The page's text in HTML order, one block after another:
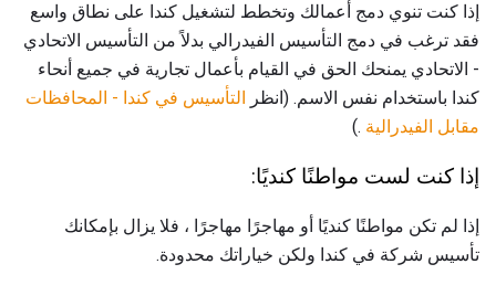
إذا كنت تنوي دمج أعمالك وتخطط لتشغيل كندا على نطاق واسع
فقد ترغب في دمج التأسيس الفيدرالي بدلاً من التأسيس الاتحادي
- الاتحادي يمنحك الحق في القيام بأعمال تجارية في جميع أنحاء
كندا باستخدام نفس الاسم. (انظر التأسيس في كندا - المحافظات
مقابل الفيدرالية .)
إذا كنت لست مواطنًا كنديًا:
إذا لم تكن مواطنًا كنديًا أو مهاجرًا مهاجرًا ، فلا يزال بإمكانك
تأسيس شركة في كندا ولكن خياراتك محدودة.